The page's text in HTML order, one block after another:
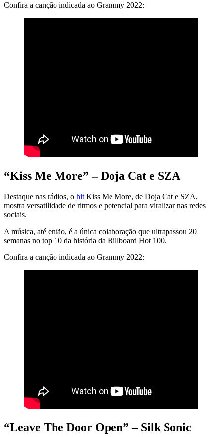
Confira a canção indicada ao Grammy 2022:
“Kiss Me More” – Doja Cat e SZA
Destaque nas rádios, o hit Kiss Me More, de Doja Cat e SZA,
mostra versatilidade de ritmos e potencial para viralizar nas redes
sociais.
A música, até então, é a única colaboração que ultrapassou 20
semanas no top 10 da história da Billboard Hot 100.
Confira a canção indicada ao Grammy 2022:
“Leave The Door Open” – Silk Sonic